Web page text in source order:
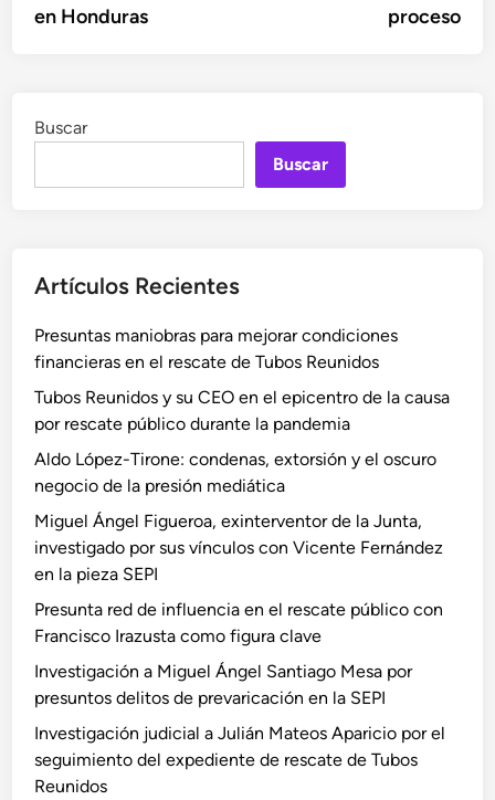
en Honduras
proceso
Buscar
Buscar
Artículos Recientes
Presuntas maniobras para mejorar condiciones
financieras en el rescate de Tubos Reunidos
Tubos Reunidos y su CEO en el epicentro de la causa
por rescate público durante la pandemia
Aldo López-Tirone: condenas, extorsión y el oscuro
negocio de la presión mediática
Miguel Ángel Figueroa, exinterventor de la Junta,
investigado por sus vínculos con Vicente Fernández
en la pieza SEPI
Presunta red de influencia en el rescate público con
Francisco Irazusta como figura clave
Investigación a Miguel Ángel Santiago Mesa por
presuntos delitos de prevaricación en la SEPI
Investigación judicial a Julián Mateos Aparicio por el
seguimiento del expediente de rescate de Tubos
Reunidos